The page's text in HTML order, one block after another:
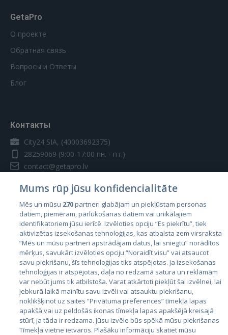
GetaPro
О проекте
Обратная связь
Вопросы и Ответы
Блог
Контакты
City24 SIA, (40003692375)
28259069 (9:00-17:00 пн. - пт.)
contact@getapro.lv
Страны
Эстония
Латвия
Литва
Mums rūp jūsu konfidencialitāte
Mēs un mūsu 270partneri glabājam un piekļūstam personas
datiem, piemēram, pārlūkošanas datiem vai unikālajiem
identifikatoriem jūsu ierīcē. Izvēloties opciju “Es piekrītu”, tiek
aktivizētas izsekošanas tehnoloģijas, kas atbalsta zem virsraksta
“Mēs un mūsu partneri apstrādājam datus, lai sniegtu” norādītos
mērķus, savukārt izvēloties opciju “Noraidīt visu” vai atsaucot
savu piekrišanu, šīs tehnoloģijas tiks atspējotas. Ja izsekošanas
tehnoloģijas ir atspējotas, daļa no redzamā satura un reklāmām
var nebūt jums tik atbilstoša. Varat atkārtoti piekļūt šai izvēlnei, lai
jebkurā laikā mainītu savu izvēli vai atsauktu piekrišanu,
noklikšķinot uz saites “Privātuma preferences” tīmekļa lapas
apakšā vai uz peldošās ikonas tīmekļa lapas apakšējā kreisajā
stūrī, ja tāda ir redzama. Jūsu izvēle būs spēkā mūsu piekrišanas
Tīmekļa vietne ietvaros. Plašāku informāciju skatiet mūsu